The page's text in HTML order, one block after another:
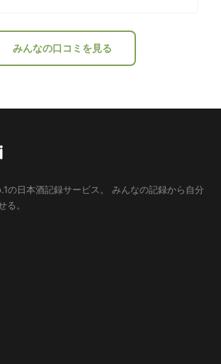
みんなの口コミを見る
の日本酒記録サービス。
みんなの記録から自分
る。